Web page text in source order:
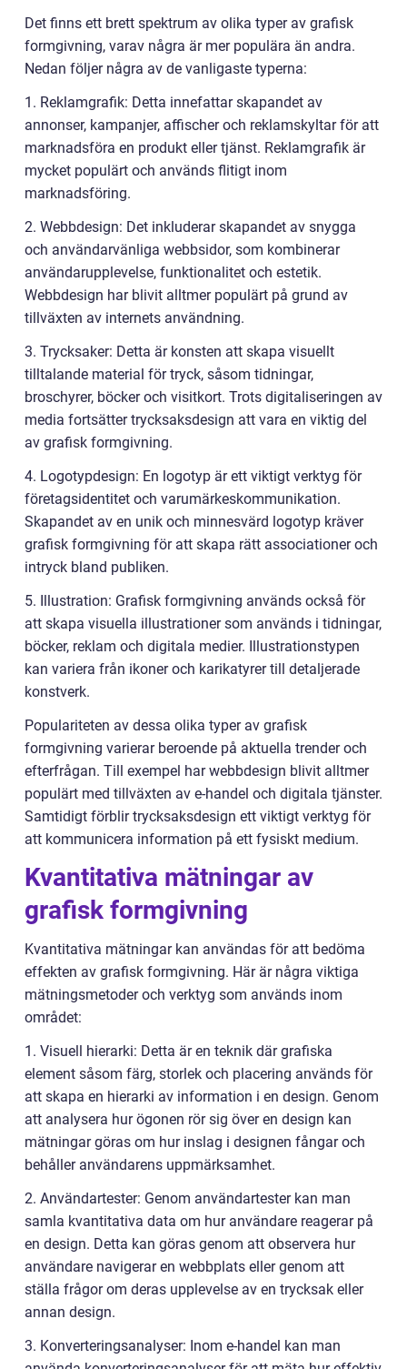
Det finns ett brett spektrum av olika typer av grafisk
formgivning, varav några är mer populära än andra.
Nedan följer några av de vanligaste typerna:
1. Reklamgrafik: Detta innefattar skapandet av
annonser, kampanjer, affischer och reklamskyltar för att
marknadsföra en produkt eller tjänst. Reklamgrafik är
mycket populärt och används flitigt inom
marknadsföring.
2. Webbdesign: Det inkluderar skapandet av snygga
och användarvänliga webbsidor, som kombinerar
användarupplevelse, funktionalitet och estetik.
Webbdesign har blivit alltmer populärt på grund av
tillväxten av internets användning.
3. Trycksaker: Detta är konsten att skapa visuellt
tilltalande material för tryck, såsom tidningar,
broschyrer, böcker och visitkort. Trots digitaliseringen av
media fortsätter trycksaksdesign att vara en viktig del
av grafisk formgivning.
4. Logotypdesign: En logotyp är ett viktigt verktyg för
företagsidentitet och varumärkeskommunikation.
Skapandet av en unik och minnesvärd logotyp kräver
grafisk formgivning för att skapa rätt associationer och
intryck bland publiken.
5. Illustration: Grafisk formgivning används också för
att skapa visuella illustrationer som används i tidningar,
böcker, reklam och digitala medier. Illustrationstypen
kan variera från ikoner och karikatyrer till detaljerade
konstverk.
Populariteten av dessa olika typer av grafisk
formgivning varierar beroende på aktuella trender och
efterfrågan. Till exempel har webbdesign blivit alltmer
populärt med tillväxten av e-handel och digitala tjänster.
Samtidigt förblir trycksaksdesign ett viktigt verktyg för
att kommunicera information på ett fysiskt medium.
Kvantitativa mätningar av
grafisk formgivning
Kvantitativa mätningar kan användas för att bedöma
effekten av grafisk formgivning. Här är några viktiga
mätningsmetoder och verktyg som används inom
området:
1. Visuell hierarki: Detta är en teknik där grafiska
element såsom färg, storlek och placering används för
att skapa en hierarki av information i en design. Genom
att analysera hur ögonen rör sig över en design kan
mätningar göras om hur inslag i designen fångar och
behåller användarens uppmärksamhet.
2. Användartester: Genom användartester kan man
samla kvantitativa data om hur användare reagerar på
en design. Detta kan göras genom att observera hur
användare navigerar en webbplats eller genom att
ställa frågor om deras upplevelse av en trycksak eller
annan design.
3. Konverteringsanalyser: Inom e-handel kan man